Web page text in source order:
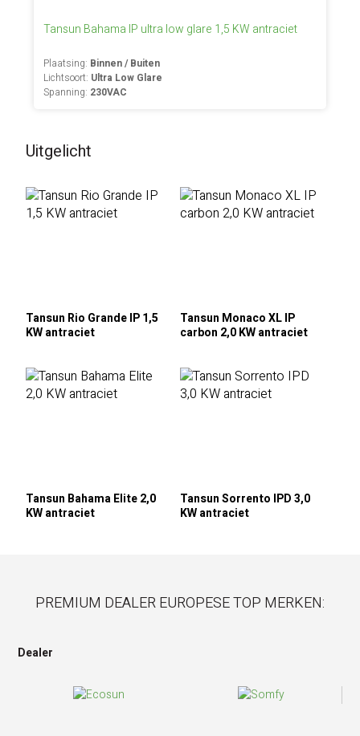
Tansun Bahama IP ultra low glare 1,5 KW antraciet
Plaatsing: Binnen / Buiten
Lichtsoort: Ultra Low Glare
Spanning: 230VAC
Uitgelicht
Tansun Rio Grande IP 1,5
KW antraciet
Tansun Monaco XL IP
carbon 2,0 KW antraciet
Tansun Bahama Elite 2,0
KW antraciet
Tansun Sorrento IPD 3,0
KW antraciet
PREMIUM DEALER EUROPESE TOP MERKEN:
Dealer